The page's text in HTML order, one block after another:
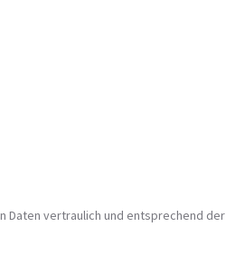
Daten vertraulich und entsprechend der